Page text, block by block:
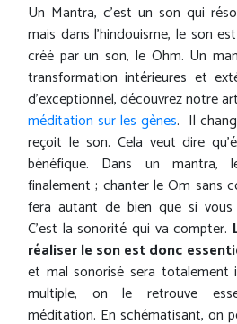
Un Mantra, c'est un son qui
mais dans l'hindouisme, le son
créé par un son, le Ohm. Un
transformation intérieures et
d'exceptionnel, découvrez notre
méditation sur les gènes. Il
reçoit le son. Cela veut dire
bénéfique. Dans un mantra,
finalement ; chanter le Om sans
fera autant de bien que si vous
C'est la sonorité qui va compter.
réaliser le son est donc
et mal sonorisé sera totalement
multiple, on le retrouve
méditation. En schématisant, on